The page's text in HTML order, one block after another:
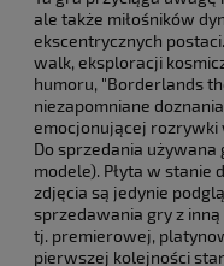
ale także miłośników
ekscentrycznych
walk, eksploracji
humoru, "Borderlands
niezapomniane
emocjonującej rozrywki
Do sprzedania używana
modele). Płyta w stanie
zdjęcia są jedynie
sprzedawania gry z
tj. premierowej,
pierwszej kolejności